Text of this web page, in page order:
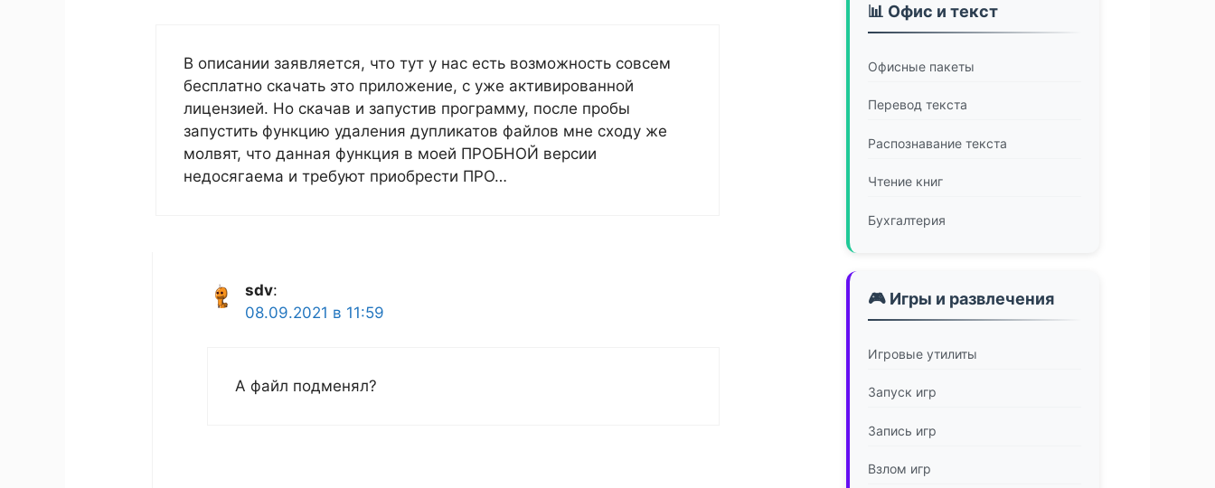
В описании заявляется, что тут у нас есть возможность совсем
бесплатно скачать это приложение, с уже активированной
лицензией. Но скачав и запустив программу, после пробы
запустить функцию удаления дупликатов файлов мне сходу же
молвят, что данная функция в моей ПРОБНОЙ версии
недосягаема и требуют приобрести ПРО…
sdv:
08.09.2021 в 11:59
А файл подменял?
📊 Офис и текст
Офисные пакеты
Перевод текста
Распознавание текста
Чтение книг
Бухгалтерия
🎮 Игры и развлечения
Игровые утилиты
Запуск игр
Запись игр
Взлом игр